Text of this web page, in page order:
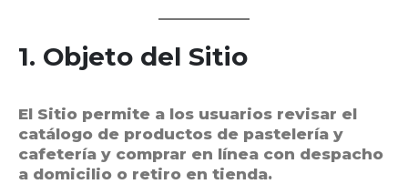
1. Objeto del Sitio
El Sitio permite a los usuarios revisar el
catálogo de productos de pastelería y
cafetería y comprar en línea con despacho
a domicilio o retiro en tienda.